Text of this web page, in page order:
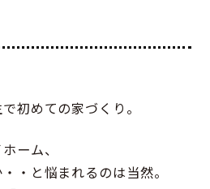
初めての家づくり。
ーム、
・と悩まれるのは当然。